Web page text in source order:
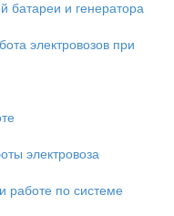
батареи и генератора
электровозов при
электровоза
работе по системе